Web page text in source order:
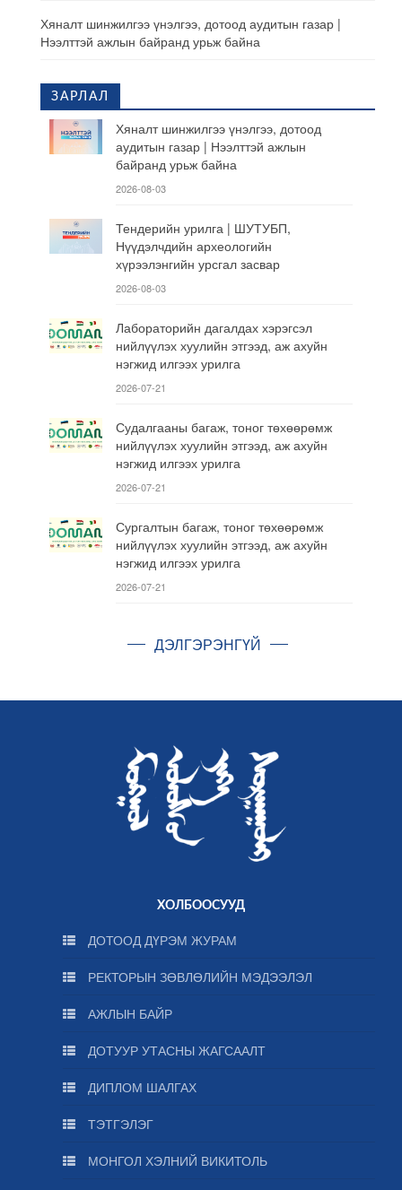
Хяналт шинжилгээ үнэлгээ, дотоод аудитын газар |
Нээлттэй ажлын байранд урьж байна
ЗАРЛАЛ
Хяналт шинжилгээ үнэлгээ, дотоод
аудитын газар | Нээлттэй ажлын
байранд урьж байна
2026-08-03
Тендерийн урилга | ШУТУБП,
Нүүдэлчдийн археологийн
хүрээлэнгийн урсгал засвар
2026-08-03
Лабораторийн дагалдах хэрэгсэл
нийлүүлэх хуулийн этгээд, аж ахуйн
нэгжид илгээх урилга
2026-07-21
Судалгааны багаж, тоног төхөөрөмж
нийлүүлэх хуулийн этгээд, аж ахуйн
нэгжид илгээх урилга
2026-07-21
Сургалтын багаж, тоног төхөөрөмж
нийлүүлэх хуулийн этгээд, аж ахуйн
нэгжид илгээх урилга
2026-07-21
ДЭЛГЭРЭНГҮЙ
ХОЛБООСУУД
ДОТООД ДҮРЭМ ЖУРАМ
РЕКТОРЫН ЗӨВЛӨЛИЙН МЭДЭЭЛЭЛ
АЖЛЫН БАЙР
ДОТУУР УТАСНЫ ЖАГСААЛТ
ДИПЛОМ ШАЛГАХ
ТЭТГЭЛЭГ
МОНГОЛ ХЭЛНИЙ ВИКИТОЛЬ